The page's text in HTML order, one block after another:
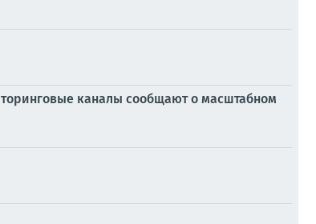
каналы сообщают о масштабном